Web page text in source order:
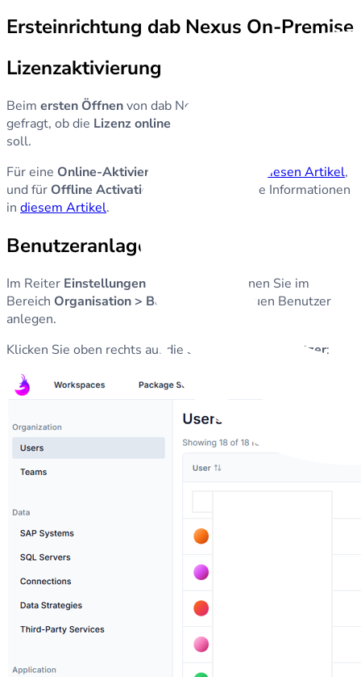
Ersteinrichtung dab Nexus On-Premise
Lizenzaktivierung
Beim ersten Öffnenvon dab Nexus im Browser werden Sie
gefragt, ob die Lizenz online oder offline aktiviert
soll.
Für eine Online-Aktivierung diesen Artikel,
und für Offline Activation
finden Sie weitere Informationen
in diesem Artikel.
Benutzeranlage
Im Reiter Einstellungen in dab Nexus können Sie im
Bereich Organisation > Benutzer
einen neuen Benutzer
anlegen.
Klicken Sie oben rechts auf die Schaltfläche
+ Benutzer: